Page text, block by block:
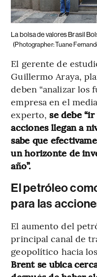
La bolsa de valores Brasil
(Photographer: Tuane
El gerente de
Guillermo Araya,
deben “analizar los
empresa en el
experto,se debe
acciones llegan a
sabe que
un horizonte de
año”.
El petróleo
para las
El aumento del
principal canal de
geopolítico hacia
Brent se ubica